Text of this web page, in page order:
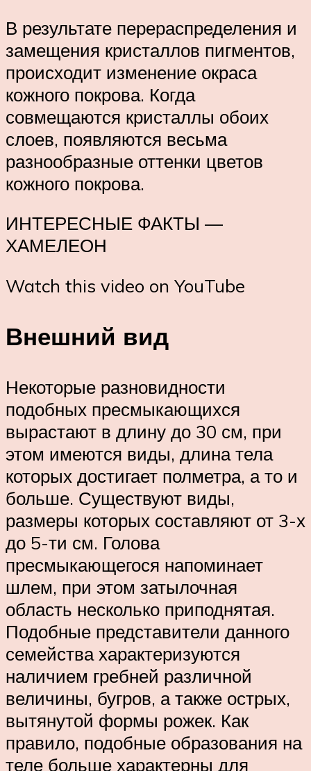
В результате перераспределения и
замещения кристаллов пигментов,
происходит изменение окраса
кожного покрова. Когда
совмещаются кристаллы обоих
слоев, появляются весьма
разнообразные оттенки цветов
кожного покрова.
ИНТЕРЕСНЫЕ ФАКТЫ —
ХАМЕЛЕОН
Watch this video on YouTube
Внешний вид
Некоторые разновидности
подобных пресмыкающихся
вырастают в длину до 30 см, при
этом имеются виды, длина тела
которых достигает полметра, а то и
больше. Существуют виды,
размеры которых составляют от 3-х
до 5-ти см. Голова
пресмыкающегося напоминает
шлем, при этом затылочная
область несколько приподнятая.
Подобные представители данного
семейства характеризуются
наличием гребней различной
величины, бугров, а также острых,
вытянутой формы рожек. Как
правило, подобные образования на
теле больше характерны для